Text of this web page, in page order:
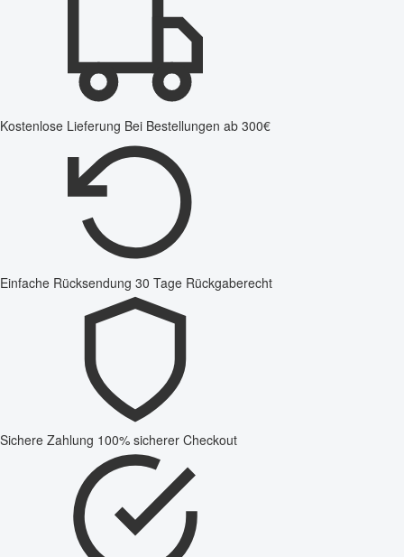
Kostenlose Lieferung Bei Bestellungen ab 300€
Einfache Rücksendung 30 Tage Rückgaberecht
Sichere Zahlung 100% sicherer Checkout